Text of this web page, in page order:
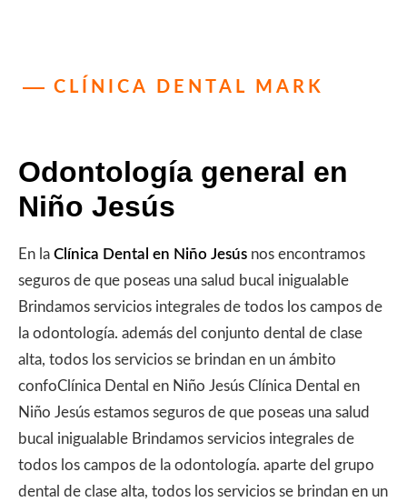
CLÍNICA DENTAL MARK
Odontología general en
Niño Jesús
En la Clínica Dental en Niño Jesús nos encontramos
seguros de que poseas una salud bucal inigualable
Brindamos servicios integrales de todos los campos de
la odontología. además del conjunto dental de clase
alta, todos los servicios se brindan en un ámbito
confoClínica Dental en Niño Jesús Clínica Dental en
Niño Jesús estamos seguros de que poseas una salud
bucal inigualable Brindamos servicios integrales de
todos los campos de la odontología. aparte del grupo
dental de clase alta, todos los servicios se brindan en un